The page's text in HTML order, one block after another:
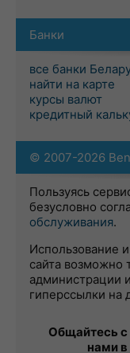
Банки
все банки
найти на карте
курсы валют
кредитный
© 2007-2026
Пользуясь
безусловно
обслуживания.
Использование
сайта возможно
администрации
гиперссылки на
Общайтесь с
нами в